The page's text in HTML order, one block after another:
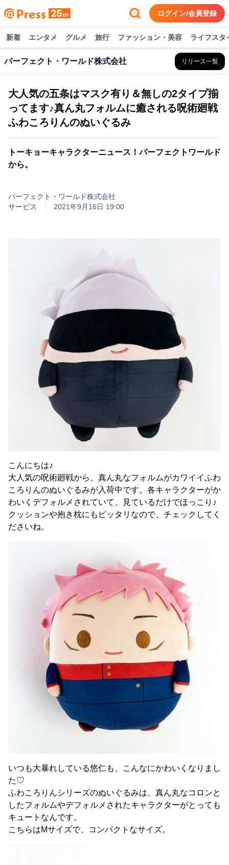
ログイン/会員登録
新着 エンタメ グルメ 旅行 ファッション・美容 ライフスタ
パーフェクト・ワールド株式会社 リリース一覧
大人気の五条はマスク有り＆無しの2タイプ揃
ってます♪真ん丸フォルムに癒される呪術廻戦
ふわころりんのぬいぐるみ
トーキョーキャラクターニュース！パーフェクトワールド
から。
パーフェクト・ワールド株式会社
サービス
2021年9月16日 19:00
こんにちは♪
大人気の呪術廻戦から、真ん丸なフォルムがカワイイふわ
ころりんのぬいぐるみが入荷中です。各キャラクターがか
わいくデフォルメされていて、見ているだけでほっこり♪
クッションや抱き枕にもピッタリなので、チェックしてく
ださいね。
いつも大暴れしている悠仁も、こんなにかわいくなりまし
た♡
ふわころりんシリーズのぬいぐるみは、真ん丸なコロンと
したフォルムやデフォルメされたキャラクターがとっても
キュートなんです。
こちらはMサイズで、コンパクトなサイズ。